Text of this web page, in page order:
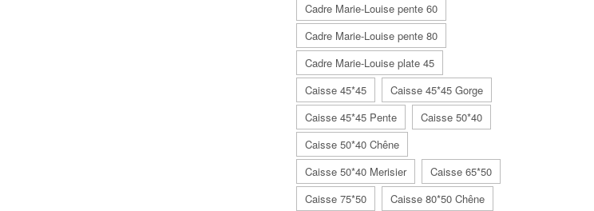
Cadre Marie-Louise pente 60
Cadre Marie-Louise pente 80
Cadre Marie-Louise plate 45
Caisse 45*45
Caisse 45*45 Gorge
Caisse 45*45 Pente
Caisse 50*40
Caisse 50*40 Chêne
Caisse 50*40 Merisier
Caisse 65*50
Caisse 75*50
Caisse 80*50 Chêne